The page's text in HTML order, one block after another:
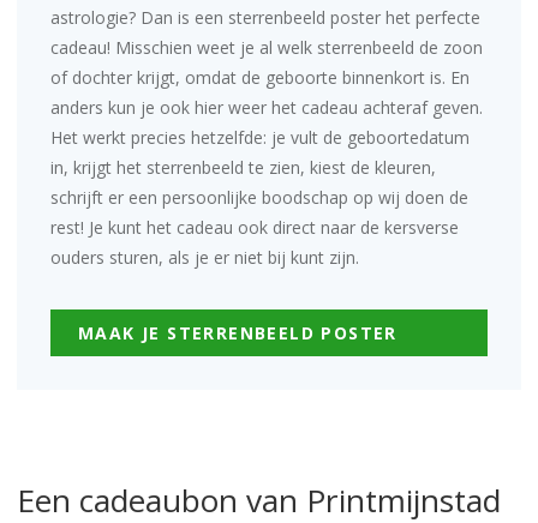
astrologie? Dan is een sterrenbeeld poster het perfecte
cadeau! Misschien weet je al welk sterrenbeeld de zoon
of dochter krijgt, omdat de geboorte binnenkort is. En
anders kun je ook hier weer het cadeau achteraf geven.
Het werkt precies hetzelfde: je vult de geboortedatum
in, krijgt het sterrenbeeld te zien, kiest de kleuren,
schrijft er een persoonlijke boodschap op wij doen de
rest! Je kunt het cadeau ook direct naar de kersverse
ouders sturen, als je er niet bij kunt zijn.
MAAK JE STERRENBEELD POSTER
Een cadeaubon van Printmijnstad